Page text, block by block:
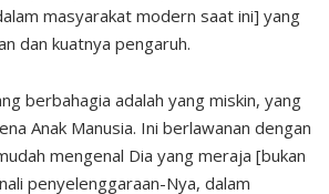
masyarakat modern saat ini] yang
dan kuatnya pengaruh.
berbahagia adalah yang miskin, yang
Anak Manusia. Ini berlawanan dengan
mengenal Dia yang meraja [bukan
penyelenggaraan-Nya, dalam